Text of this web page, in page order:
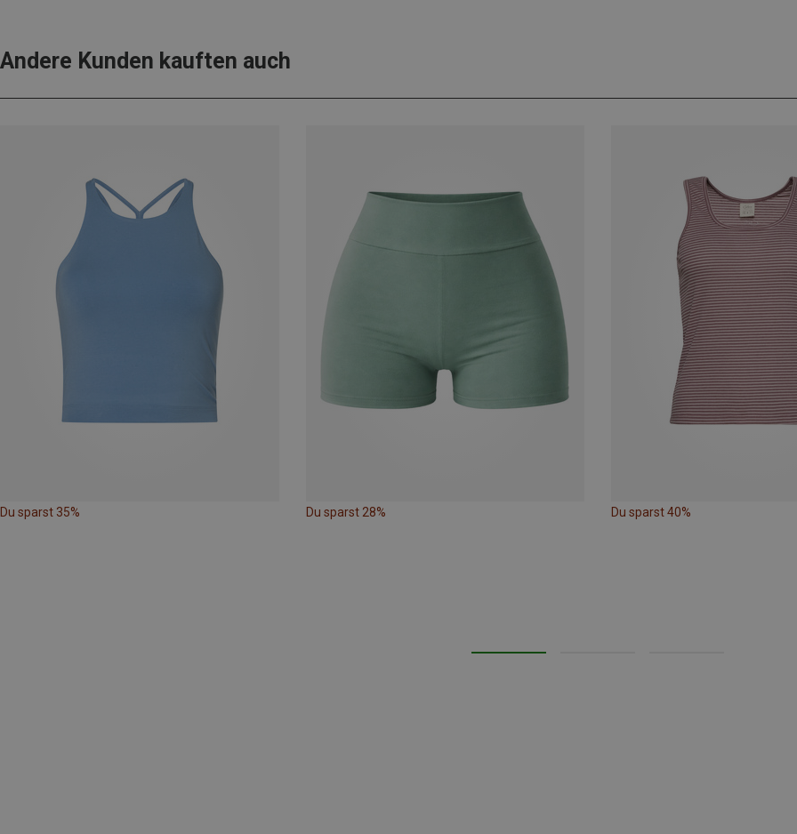
Andere Kunden kauften auch
Du sparst 35% Du sparst 28% Du sparst 40%